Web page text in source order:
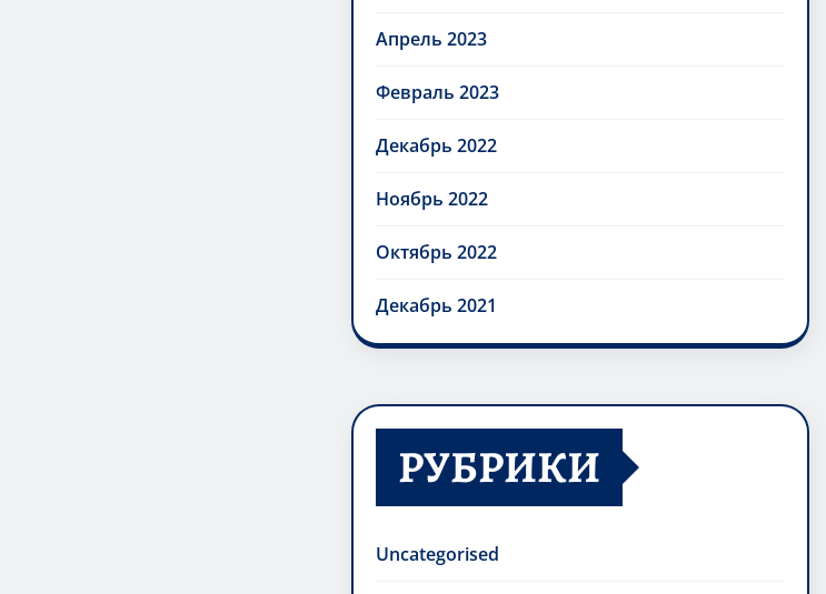
Апрель 2023
Февраль 2023
Декабрь 2022
Ноябрь 2022
Октябрь 2022
Декабрь 2021
РУБРИКИ
Uncategorised